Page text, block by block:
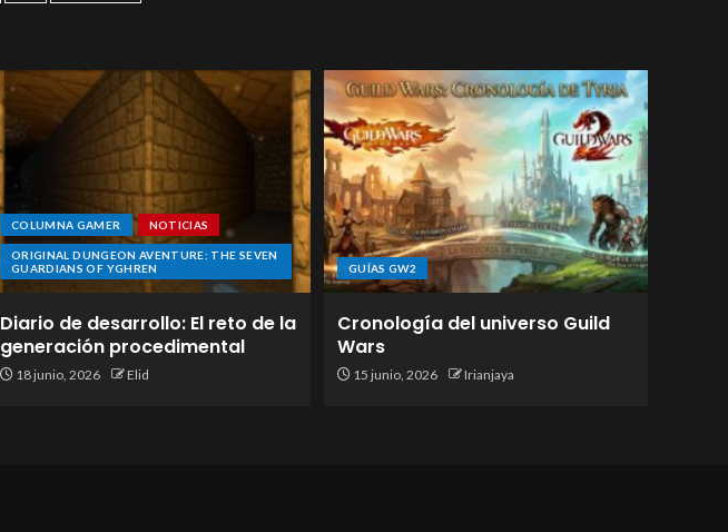
COLUMNA GAMER NOTICIAS
ORIGINAL DUNGEON AVENTURE: THE SEVEN
GUARDIANS OF YGHREN
Diario de desarrollo: El reto de la
generación procedimental
18 junio, 2026 Elid
GUÍAS GW2
Cronología del universo Guild
Wars
15 junio, 2026 Irianjaya